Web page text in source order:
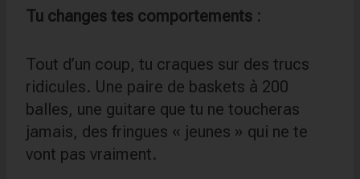
Tu changes tes comportements :
Tout d’un coup, tu craques sur des trucs
ridicules. Une paire de baskets à 200
balles, une guitare que tu ne toucheras
jamais, des fringues « jeunes » qui ne te
vont pas vraiment.